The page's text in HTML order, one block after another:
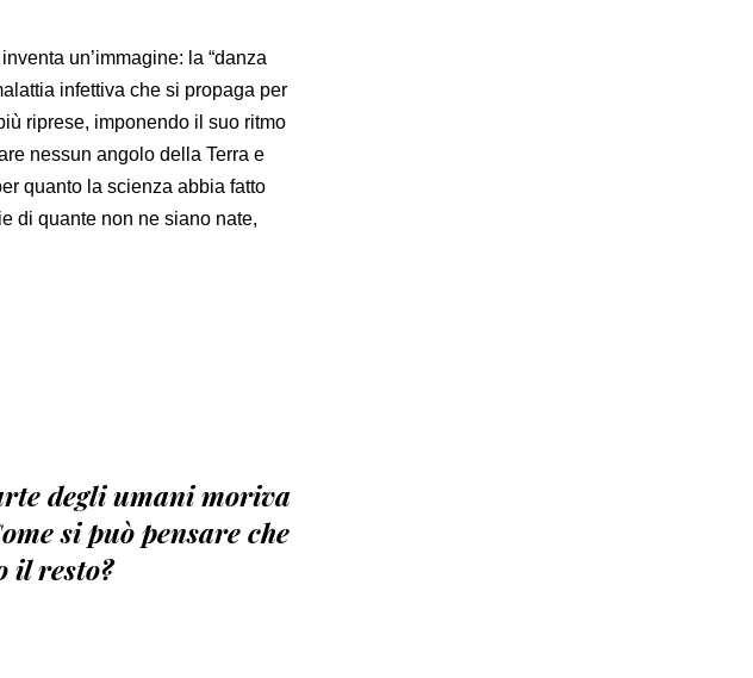
un’immagine: la “danza
infettiva che si propaga per
riprese, imponendo il suo ritmo
nessun angolo della Terra e
quanto la scienza abbia fatto
di quante non ne siano nate,
degli umani moriva
si può pensare che
il resto?